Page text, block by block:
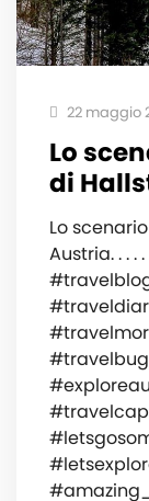
22 maggio
Lo
di
Lo
Austria. . . .